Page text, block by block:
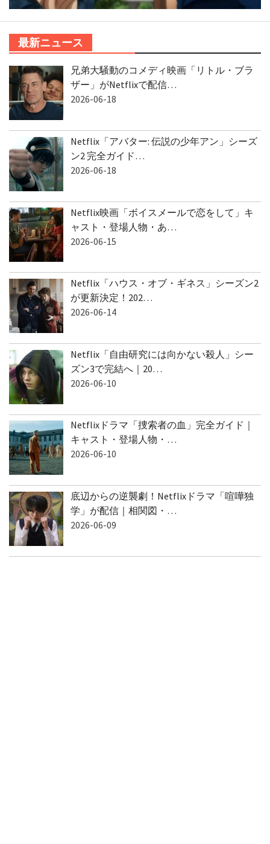
最新ニュース
兄弟大騒動のコメディ映画「リトル・ブラ
ザー」がNetflixで配信…
2026-06-18
Netflix「アバター: 伝説の少年アン」シーズ
ン2 完全ガイド…
2026-06-18
Netflix映画「ボイスメールで恋をして」キ
ャスト・登場人物・あ…
2026-06-15
Netflix「ハウス・オブ・ギネス」シーズン2
が更新決定！202…
2026-06-14
Netflix「自由研究には向かない殺人」シー
ズン3で完結へ｜20…
2026-06-10
Netflixドラマ「捜索者の血」完全ガイド｜
キャスト・登場人物・…
2026-06-10
底辺からの逆襲劇！Netflixドラマ「喧嘩独
学」が配信｜相関図・…
2026-06-09